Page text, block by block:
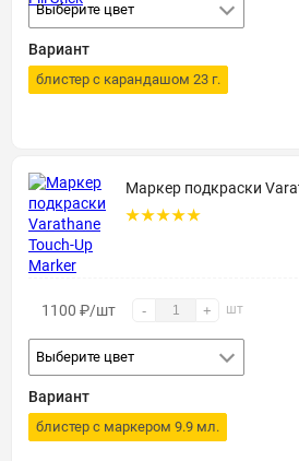
Выберите цвет
Вариант
блистер с карандашом 23 г.
Маркер подкраски
1100 ₽/шт - + шт
Выберите цвет
Вариант
блистер с маркером 9.9 мл.